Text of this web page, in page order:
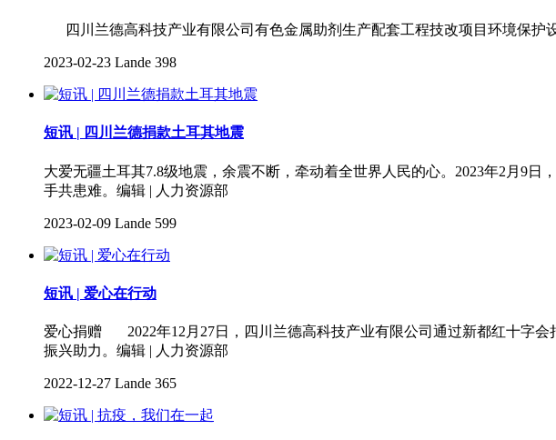
四川兰德高科技产业有限公司有色金属助剂生产配套工程技改项目环境保护
2023-02-23 Lande 398
短讯 | 四川兰德捐款土耳其地震
大爱无疆土耳其7.8级地震，余震不断，牵动着全世界人民的心。2023年2月9
手共患难。编辑 | 人力资源部
2023-02-09 Lande 599
短讯 | 爱心在行动
爱心捐赠 2022年12月27日，四川兰德高科技产业有限公司通过新都红十字
振兴助力。编辑 | 人力资源部
2022-12-27 Lande 365